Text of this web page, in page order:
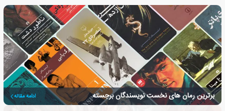
برترین رمان های نخست نویسندگان برجسته ادامه مقاله